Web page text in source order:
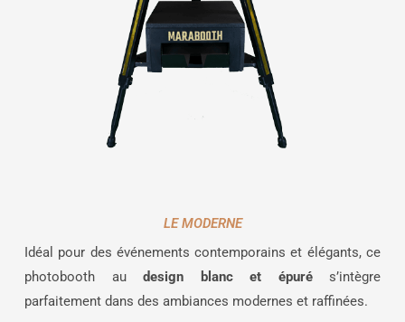
LE MODERNE
Idéal pour des événements contemporains et élégants, ce
photobooth au design blanc et épurés’intègre
parfaitement dans des ambiances modernes et raffinées.